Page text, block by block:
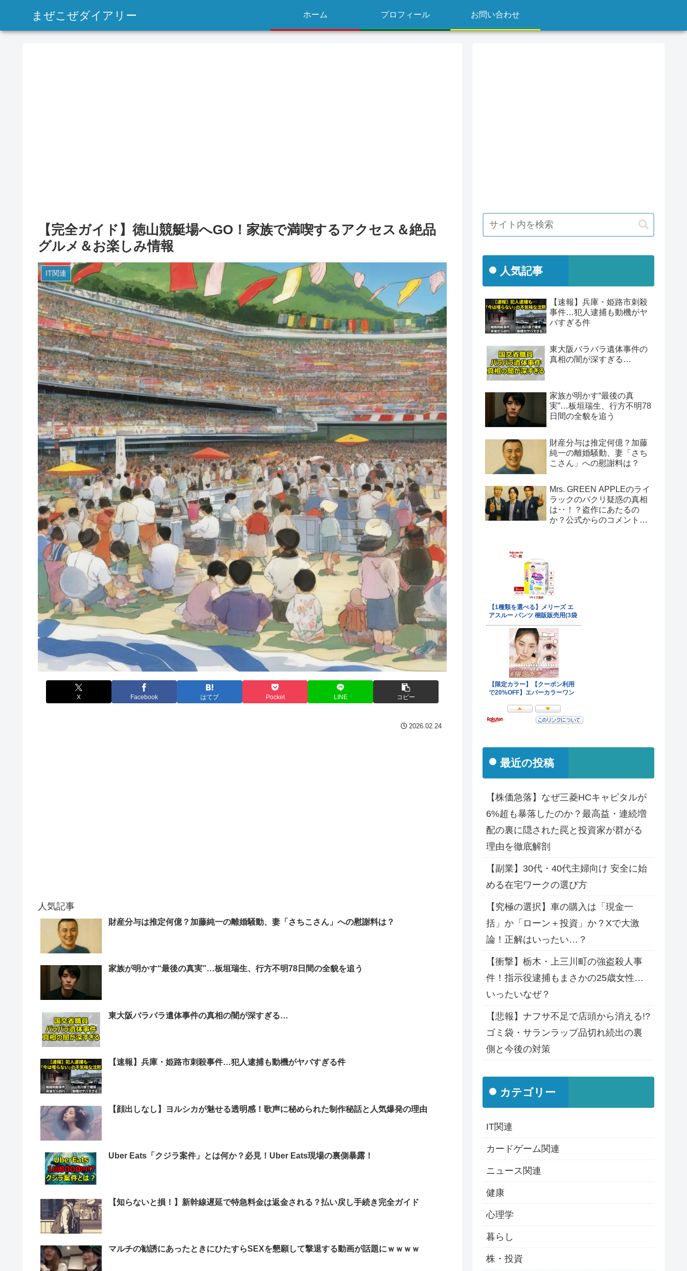
まぜこぜダイアリー ホーム プロフィール お問い合わせ
【完全ガイド】徳山競艇場へGO！家族で満喫するアクセス＆絶品
グルメ＆お楽しみ情報
IT関連
X Facebook はてブ Pocket LINE コピー
2026.02.24
人気記事
財産分与は推定何億？加藤純一の離婚騒動、妻「さちこさん」への慰謝料は？
家族が明かす“最後の真実”…板垣瑞生、行方不明78日間の全貌を追う
東大阪バラバラ遺体事件の真相の闇が深すぎる…
【速報】兵庫・姫路市刺殺事件…犯人逮捕も動機がヤバすぎる件
【顔出しなし】ヨルシカが魅せる透明感！歌声に秘められた制作秘話と人気爆発の理由
Uber Eats「クジラ案件」とは何か？必見！Uber Eats現場の裏側暴露！
【知らないと損！】新幹線遅延で特急料金は返金される？払い戻し手続き完全ガイド
マルチの勧誘にあったときにひたすらSEXを懇願して撃退する動画が話題にｗｗｗｗ
人気記事
【速報】兵庫・姫路市刺殺
事件…犯人逮捕も動機がヤ
バすぎる件
東大阪バラバラ遺体事件の
真相の闇が深すぎる…
家族が明かす“最後の真
実”…板垣瑞生、行方不明78
日間の全貌を追う
財産分与は推定何億？加藤
純一の離婚騒動、妻「さち
こさん」への慰謝料は？
Mrs. GREEN APPLEのライ
ラックのパクリ疑惑の真相
は‥！？盗作にあたるの
か？公式からのコメント
最近の投稿
【株価急落】なぜ三菱HCキャピタルが
6%超も暴落したのか？最高益・連続増
配の裏に隠された罠と投資家が群がる
理由を徹底解剖
【副業】30代・40代主婦向け 安全に始
める在宅ワークの選び方
【究極の選択】車の購入は「現金一
括」か「ローン＋投資」か？Xで大激
論！正解はいったい…？
【衝撃】栃木・上三川町の強盗殺人事
件！指示役逮捕もまさかの25歳女性…
いったいなぜ？
【悲報】ナフサ不足で店頭から消える!?
ゴミ袋・サランラップ品切れ続出の裏
側と今後の対策
カテゴリー
IT関連
カードゲーム関連
ニュース関連
健康
心理学
暮らし
株・投資